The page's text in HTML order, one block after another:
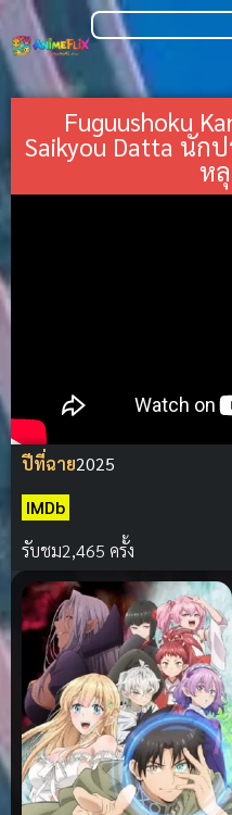
Fuguushoku
Saikyou Datta นัก
ห
ปีที่ฉาย2025
IMDb
รับชม2,465 ครั้ง